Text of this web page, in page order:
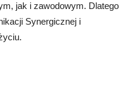
jak i zawodowym. Dlatego
Synergicznej i